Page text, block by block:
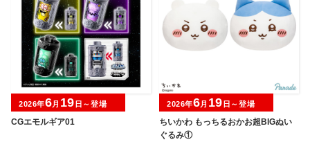
CGエモルギア01
2026年6月 19 日～登場
ちいかわ もっちるおかお超BIGぬい
ぐるみ①
2026年6月 19 日～登場